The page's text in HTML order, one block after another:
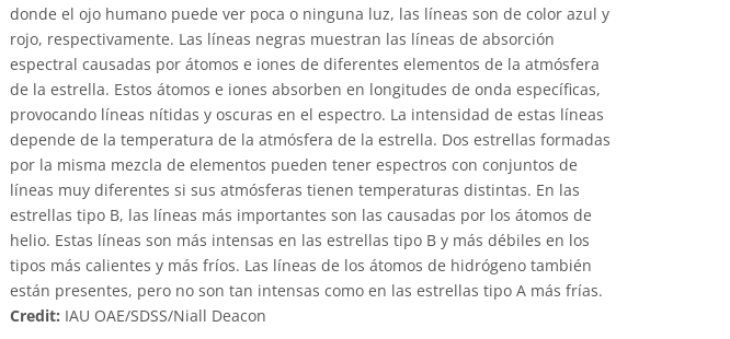
donde el ojo humano puede ver poca o ninguna luz, las líneas son de color azul y
rojo, respectivamente. Las líneas negras muestran las líneas de absorción
espectral causadas por átomos e iones de diferentes elementos de la atmósfera
de la estrella. Estos átomos e iones absorben en longitudes de onda específicas,
provocando líneas nítidas y oscuras en el espectro. La intensidad de estas líneas
depende de la temperatura de la atmósfera de la estrella. Dos estrellas formadas
por la misma mezcla de elementos pueden tener espectros con conjuntos de
líneas muy diferentes si sus atmósferas tienen temperaturas distintas. En las
estrellas tipo B, las líneas más importantes son las causadas por los átomos de
helio. Estas líneas son más intensas en las estrellas tipo B y más débiles en los
tipos más calientes y más fríos. Las líneas de los átomos de hidrógeno también
están presentes, pero no son tan intensas como en las estrellas tipo A más frías.
Credit: IAU OAE/SDSS/Niall Deacon